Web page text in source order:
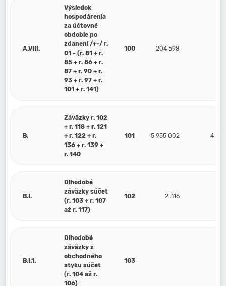
A.VIII.
Výsledok
hospodárenia
za účtovné
obdobie po
zdanení /+-/ r.
01 - (r. 81 + r.
85 + r. 86 + r.
87 + r. 90 + r.
93 + r. 97 + r.
101 + r. 141)
100 204 598
B.
Záväzky r. 102
+ r. 118 + r. 121
+ r. 122 + r.
136 + r. 139 +
r. 140
101 5 955 002 4
B.I.
Dlhodobé
záväzky súčet
(r. 103 + r. 107
až r. 117)
102 2 316
B.I.1.
Dlhodobé
záväzky z
obchodného
styku súčet
(r. 104 až r.
106)
103